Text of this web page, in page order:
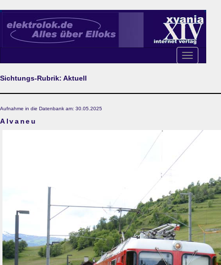
Toggle
navigation
Sichtungs-Rubrik: Aktuell
Aufnahme in die Datenbank am: 30.05.2025
Alvaneu